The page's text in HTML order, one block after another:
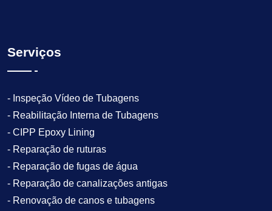
Serviços
- Inspeção Vídeo de Tubagens
- Reabilitação Interna de Tubagens
- CIPP Epoxy Lining
- Reparação de ruturas
- Reparação de fugas de água
- Reparação de canalizações antigas
- Renovação de canos e tubagens